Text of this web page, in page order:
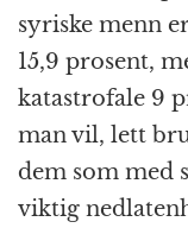
syriske menn
15,9 prosent,
katastrofale 9
man vil, lett
dem som med
viktig